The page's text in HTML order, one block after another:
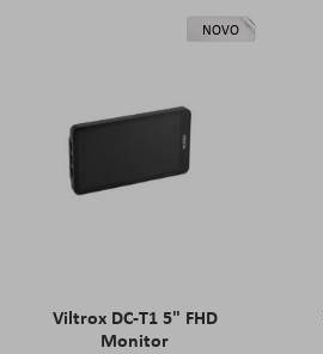
NOVO
Viltrox DC-T1 5" FHD
Monitor